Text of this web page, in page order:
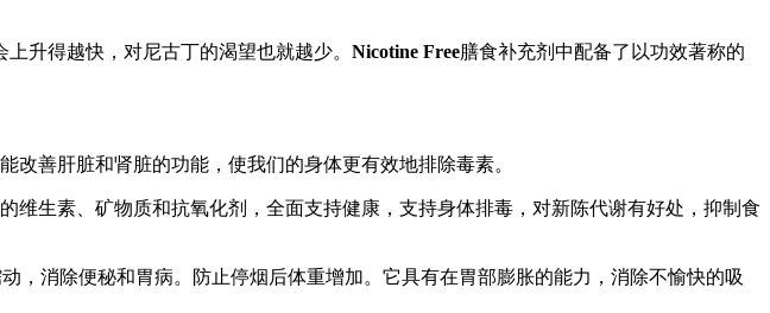
升得越快，对尼古丁的渴望也就越少。 Nicotine Free膳食补充剂中配备了以功效著称的
善肝脏和肾脏的功能，使我们的身体更有效地排除毒素。
生素、矿物质和抗氧化剂，全面支持健康，支持身体排毒，对新陈代谢有好处，抑制食
，消除便秘和胃病。防止停烟后体重增加。它具有在胃部膨胀的能力，消除不愉快的吸